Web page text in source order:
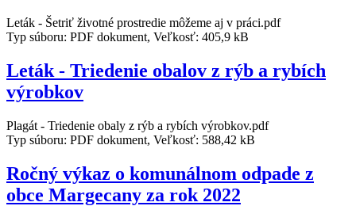
Leták - Šetriť životné prostredie môžeme aj v práci.pdf
Typ súboru: PDF dokument, Veľkosť: 405,9 kB
Leták - Triedenie obalov z rýb a rybích
výrobkov
Plagát - Triedenie obaly z rýb a rybích výrobkov.pdf
Typ súboru: PDF dokument, Veľkosť: 588,42 kB
Ročný výkaz o komunálnom odpade z
obce Margecany za rok 2022